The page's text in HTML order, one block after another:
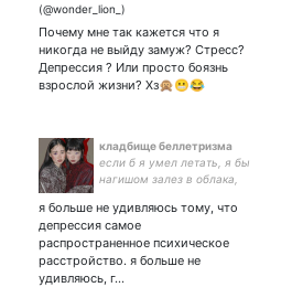
ultraviolence8998🦄
Почему мне так кажется что я
никогда не выйду замуж? Стресс?
Депрессия ? Или просто боязнь
взрослой жизни? Хз🙊😬😂
кладбище беллетризма
если б я умел летать, я бы
нагишом залез в облака,
белый шов небес.
я больше не удивляюсь тому, что
депрессия самое
распространенное психическое
расстройство. я больше не
удивляюсь, г…